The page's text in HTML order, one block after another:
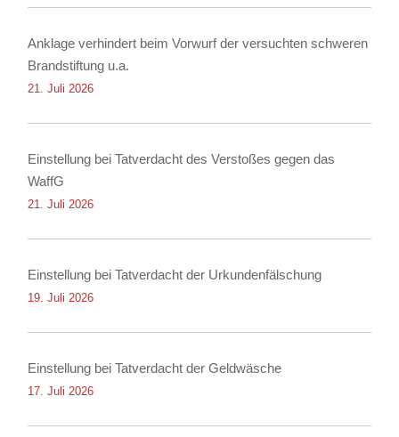
Anklage verhindert beim Vorwurf der versuchten schweren
Brandstiftung u.a.
21. Juli 2026
Einstellung bei Tatverdacht des Verstoßes gegen das
WaffG
21. Juli 2026
Einstellung bei Tatverdacht der Urkundenfälschung
19. Juli 2026
Einstellung bei Tatverdacht der Geldwäsche
17. Juli 2026